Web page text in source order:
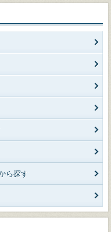
ら探す